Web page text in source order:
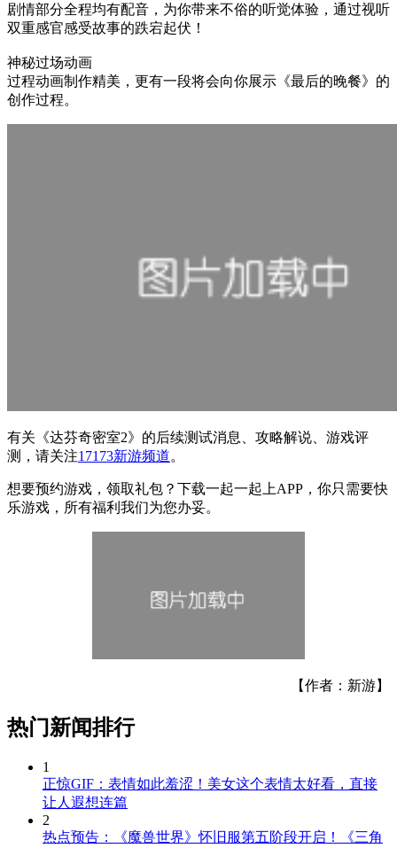
剧情部分全程均有配音，为你带来不俗的听觉体验，通过视听
双重感官感受故事的跌宕起伏！
神秘过场动画
过程动画制作精美，更有一段将会向你展示《最后的晚餐》的
创作过程。
有关 《达芬奇密室2》 的后续测试消息、攻略解说、游戏评
测，请关注17173新游频道。
想要预约游戏，领取礼包？下载一起一起上APP，你只需要快
乐游戏，所有福利我们为您办妥。
【作者：新游】
热门新闻排行
1
正惊GIF：表情如此羞涩！美女这个表情太好看，直接
让人遐想连篇
2
热点预告：《魔兽世界》怀旧服第五阶段开启！《三角